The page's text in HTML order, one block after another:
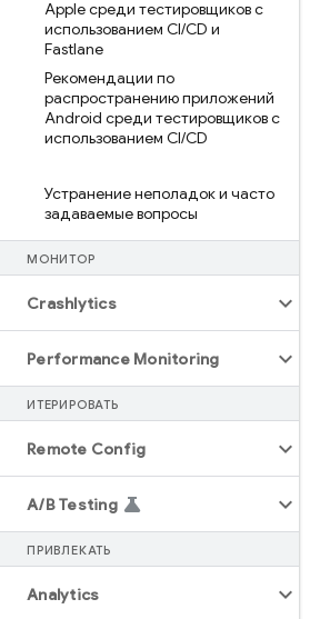
Apple среди тестировщиков с
использованием CI/CD и
Fastlane
Рекомендации по
распространению приложений
Android среди тестировщиков с
использованием CI/CD
Устранение неполадок и часто
задаваемые вопросы
МОНИТОР
Crashlytics
Performance Monitoring
ИТЕРИРОВАТЬ
Remote Config
A/B Testing
ПРИВЛЕКАТЬ
Analytics